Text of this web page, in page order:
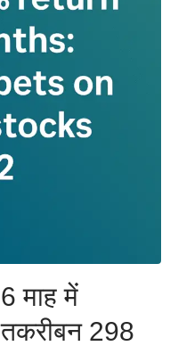
6 माह में
तकरीबन 298